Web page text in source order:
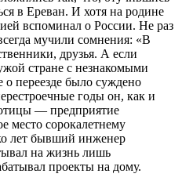
в Ереван. И хотя на родине
вспоминал о России. Не раз
мучили сомнения: «В
друзья. А если
стране с незнакомыми
переезде было суждено
годы он, как и
— предприятие
место сорокалетнему
лет бывший инженер
на жизнь лишь
проекты на дому.